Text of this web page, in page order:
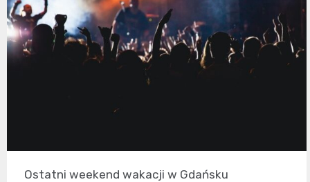
Ostatni weekend wakacji w Gdańsku